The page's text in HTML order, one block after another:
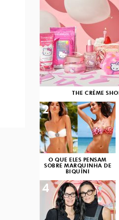
THE CRÈME
O QUE ELES PENSAM
SOBRE MARQUINHA DE
BIQUÍNI
2
4